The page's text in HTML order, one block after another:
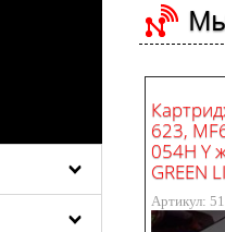
623,
054H Y
GREEN
Артикул: